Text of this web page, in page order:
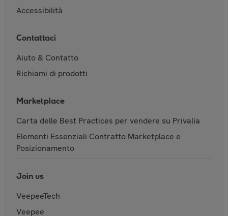
Accessibilità
Contattaci
Aiuto & Contatto
Richiami di prodotti
Marketplace
Carta delle Best Practices per vendere su Privalia
Elementi Essenziali Contratto Marketplace e
Posizionamento
Join us
VeepeeTech
Veepee